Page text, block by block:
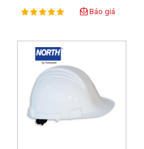
Rating:
100% Báo giá